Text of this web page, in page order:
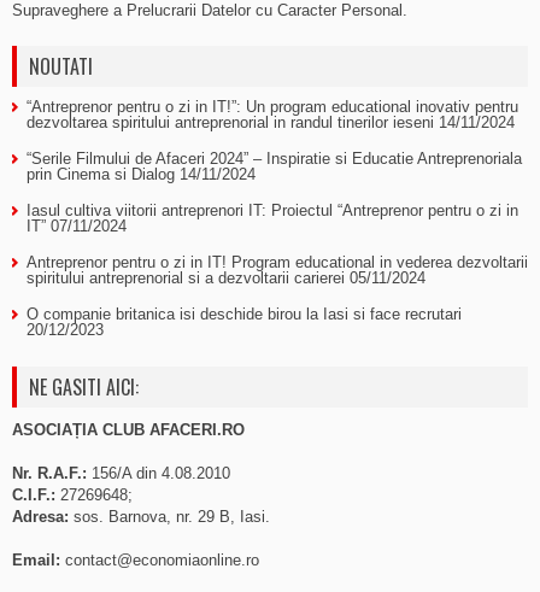
Supraveghere a Prelucrarii Datelor cu Caracter Personal.
NOUTATI
“Antreprenor pentru o zi in IT!”: Un program educational inovativ pentru
dezvoltarea spiritului antreprenorial in randul tinerilor ieseni 14/11/2024
“Serile Filmului de Afaceri 2024” – Inspiratie si Educatie Antreprenoriala
prin Cinema si Dialog 14/11/2024
Iasul cultiva viitorii antreprenori IT: Proiectul “Antreprenor pentru o zi in
IT” 07/11/2024
Antreprenor pentru o zi in IT! Program educational in vederea dezvoltarii
spiritului antreprenorial si a dezvoltarii carierei 05/11/2024
O companie britanica isi deschide birou la Iasi si face recrutari
20/12/2023
NE GASITI AICI:
ASOCIAȚIA CLUB AFACERI.RO
Nr. R.A.F.: 156/A din 4.08.2010
C.I.F.: 27269648;
Adresa: sos. Barnova, nr. 29 B, Iasi.
Email: contact@economiaonline.ro